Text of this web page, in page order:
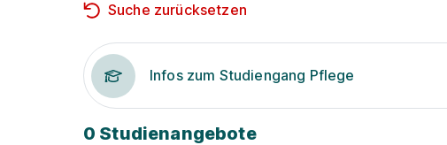
Suche zurücksetzen
Infos zum Studiengang Pflege
0 Studienangebote